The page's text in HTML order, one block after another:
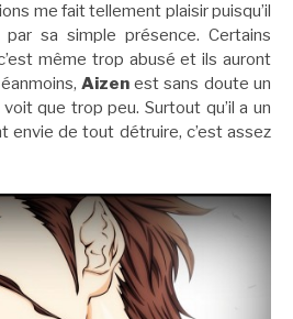
me fait tellement plaisir puisqu’il
sa simple présence. Certains
même trop abusé et ils auront
Aizenest sans doute un
que trop peu. Surtout qu’il a un
envie de tout détruire, c’est assez